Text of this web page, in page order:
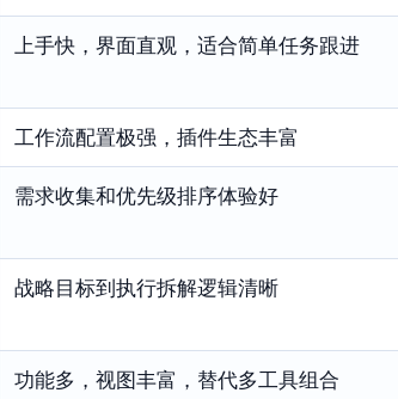
上手快，界面直观，适合简单任务跟进
工作流配置极强，插件生态丰富
需求收集和优先级排序体验好
战略目标到执行拆解逻辑清晰
功能多，视图丰富，替代多工具组合